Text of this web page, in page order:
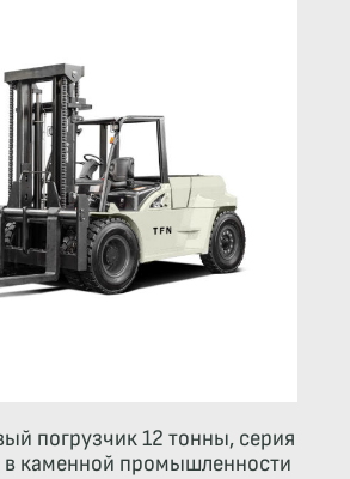
погрузчик 12 тонны, серия
в каменной промышленности